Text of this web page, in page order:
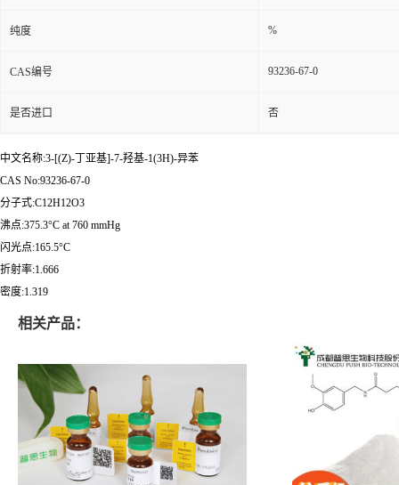
纯度 %
CAS编号 93236-67-0
是否进口 否
中文名称:3-[(Z)-丁亚基]-7-羟基-1(3H)-异苯
CAS No:93236-67-0
分子式:C12H12O3
沸点:375.3°C at 760 mmHg
闪光点:165.5°C
折射率:1.666
密度:1.319
相关产品：